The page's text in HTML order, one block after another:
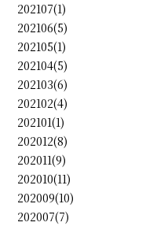
202107(1)
202106(5)
202105(1)
202104(5)
202103(6)
202102(4)
202101(1)
202012(8)
202011(9)
202010(11)
202009(10)
202007(7)